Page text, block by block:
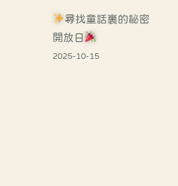
尋找童話裏的祕密
開放日
2025-10-15